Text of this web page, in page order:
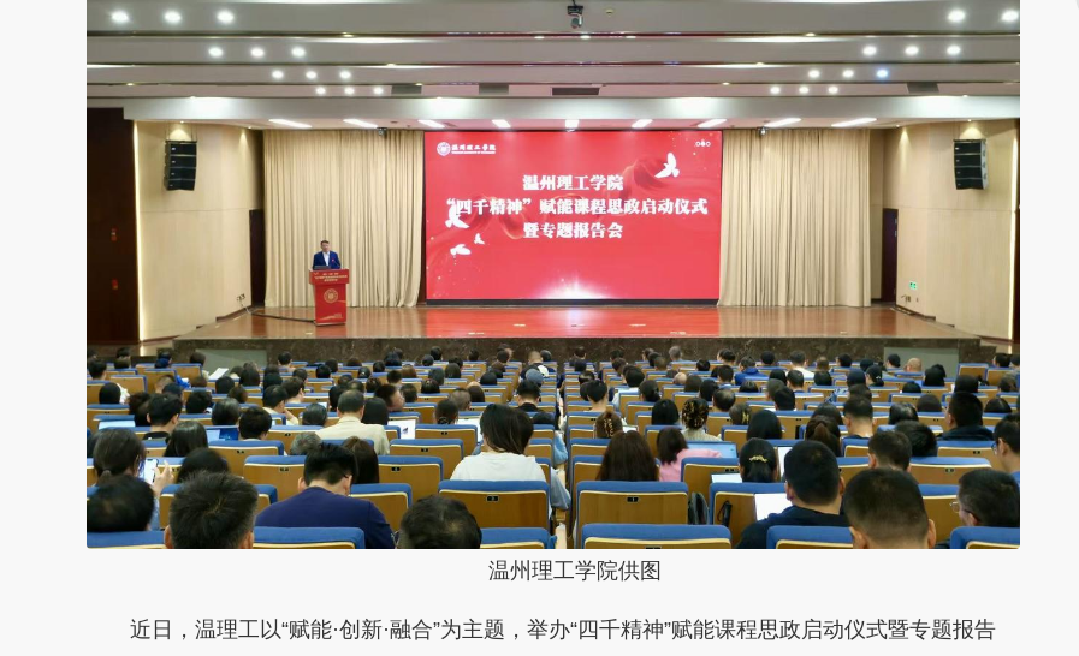
温州理工学院供图
近日，温理工以“赋能·创新·融合”为主题，举办“四千精神”赋能课程思政启动仪式暨专题报告